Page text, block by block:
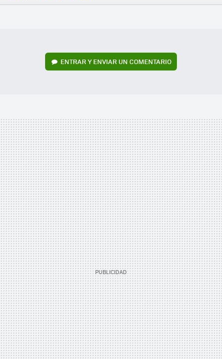
FACEBOOK
TWITTERFLIPBOARD
E-
WHATSAPP
ENTRAR Y ENVIAR UN COMENTARIO